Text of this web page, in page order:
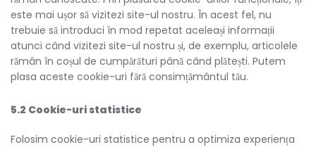
este mai ușor să vizitezi site-ul nostru. În acest fel, nu
trebuie să introduci în mod repetat aceleași informații
atunci când vizitezi site-ul nostru și, de exemplu, articolele
rămân în coșul de cumpărături până când plătești. Putem
plasa aceste cookie-uri fără consimțământul tău.
5.2 Cookie-uri statistice
Folosim cookie-uri statistice pentru a optimiza experiența